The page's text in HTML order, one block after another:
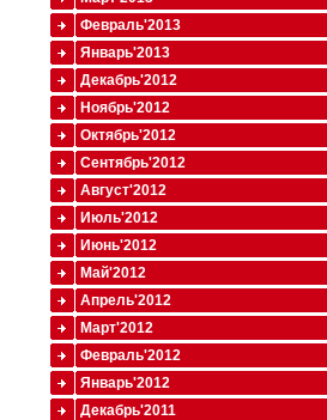
Февраль'2013
Январь'2013
Декабрь'2012
Ноябрь'2012
Октябрь'2012
Сентябрь'2012
Август'2012
Июль'2012
Июнь'2012
Май'2012
Апрель'2012
Март'2012
Февраль'2012
Январь'2012
Декабрь'2011